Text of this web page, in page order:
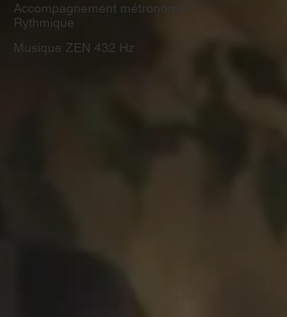
Accompagnement métronome
Rythmique
Musique ZEN 432 Hz